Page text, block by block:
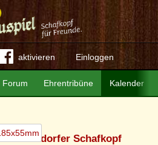
aktivieren Einloggen
Forum Ehrentribüne Kalender
Westerndorfer Schafkopf